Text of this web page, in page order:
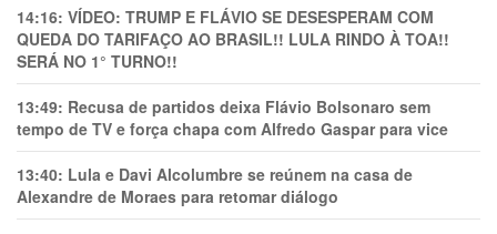
14:16: VÍDEO: TRUMP E FLÁVIO SE DESESPERAM COM
QUEDA DO TARIFAÇO AO BRASIL!! LULA RINDO À TOA!!
SERÁ NO 1° TURNO!!
13:49: Recusa de partidos deixa Flávio Bolsonaro sem
tempo de TV e força chapa com Alfredo Gaspar para vice
13:40: Lula e Davi Alcolumbre se reúnem na casa de
Alexandre de Moraes para retomar diálogo